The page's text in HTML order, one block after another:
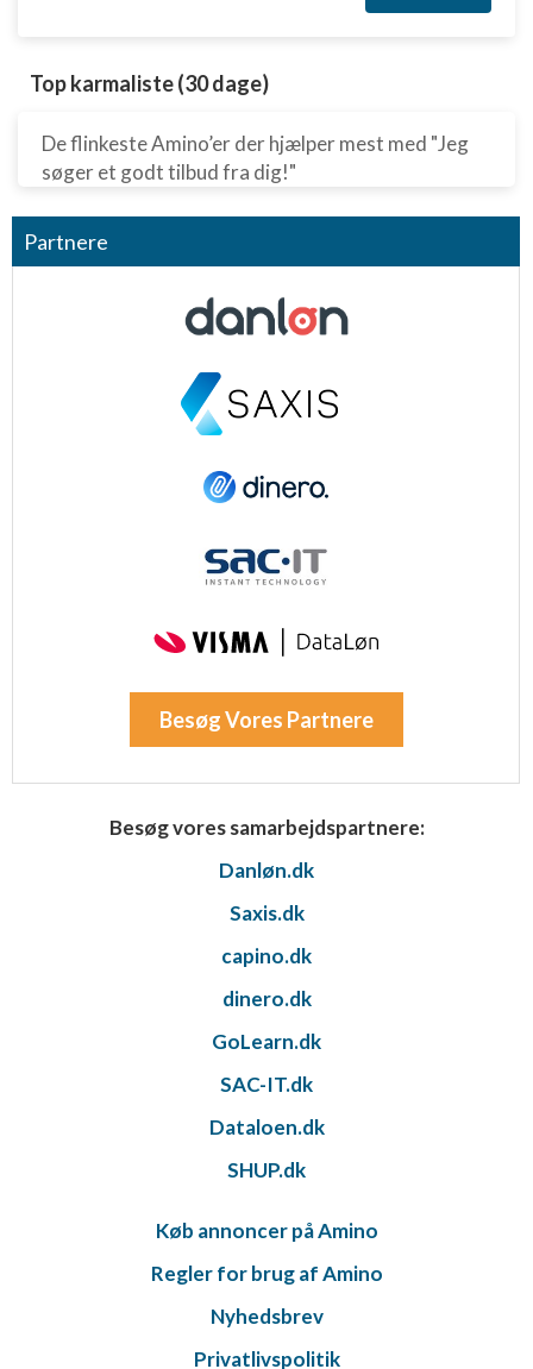
Top karmaliste (30 dage)
De flinkeste Amino’er der hjælper mest med "Jeg
søger et godt tilbud fra dig!"
Partnere
Besøg Vores Partnere
Besøg vores samarbejdspartnere:
Danløn.dk
Saxis.dk
capino.dk
dinero.dk
GoLearn.dk
SAC-IT.dk
Dataloen.dk
SHUP.dk
Køb annoncer på Amino
Regler for brug af Amino
Nyhedsbrev
Privatlivspolitik